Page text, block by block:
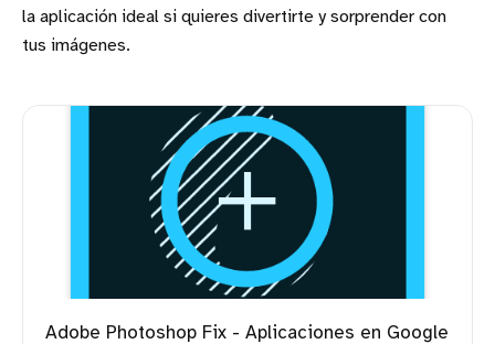
la aplicación ideal si quieres divertirte y sorprender con
tus imágenes.
Adobe Photoshop Fix - Aplicaciones en Google